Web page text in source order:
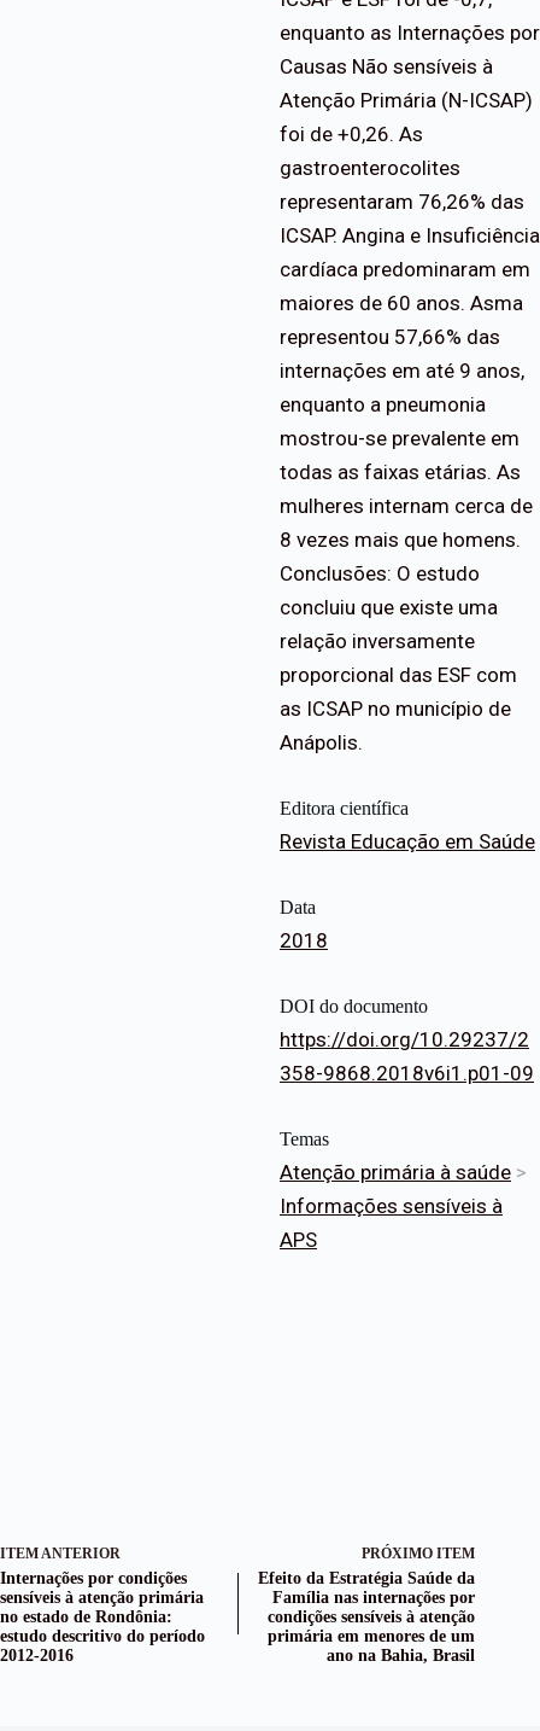
enquanto as Internações por
Causas Não sensíveis à
Atenção Primária (N-ICSAP)
foi de +0,26. As
gastroenterocolites
representaram 76,26% das
ICSAP. Angina e Insuficiência
cardíaca predominaram em
maiores de 60 anos. Asma
representou 57,66% das
internações em até 9 anos,
enquanto a pneumonia
mostrou-se prevalente em
todas as faixas etárias. As
mulheres internam cerca de
8 vezes mais que homens.
Conclusões: O estudo
concluiu que existe uma
relação inversamente
proporcional das ESF com
as ICSAP no município de
Anápolis.
Editora científica
Revista Educação em Saúde
Data
2018
DOI do documento
https://doi.org/10.29237/2
358-9868.2018v6i1.p01-09
Temas
Atenção primária à saúde >
Informações sensíveis à
APS
ITEM ANTERIOR
Internações por condições
sensíveis à atenção primária
no estado de Rondônia:
estudo descritivo do período
2012-2016
PRÓXIMO ITEM
Efeito da Estratégia Saúde da
Família nas internações por
condições sensíveis à atenção
primária em menores de um
ano na Bahia, Brasil